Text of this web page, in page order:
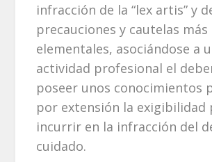
infracción de la “lex artis” y
precauciones y cautelas más
elementales, asociándose a
actividad profesional el
poseer unos conocimientos
por extensión la exigibilidad
incurrir en la infracción del
cuidado.